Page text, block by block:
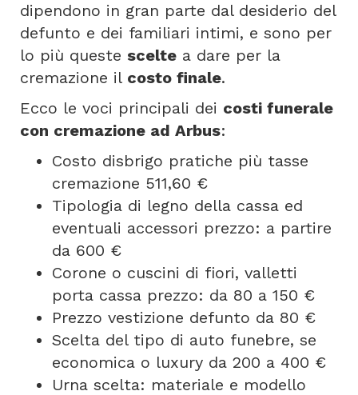
dipendono in gran parte dal desiderio del
defunto e dei familiari intimi, e sono per
lo più queste scelte a dare per la
cremazione il costo finale.
Ecco le voci principali dei costi funerale
con cremazione ad Arbus:
Costo disbrigo pratiche più tasse
cremazione 511,60 €
Tipologia di legno della cassa ed
eventuali accessori prezzo: a partire
da 600 €
Corone o cuscini di fiori, valletti
porta cassa prezzo: da 80 a 150 €
Prezzo vestizione defunto da 80 €
Scelta del tipo di auto funebre, se
economica o luxury da 200 a 400 €
Urna scelta: materiale e modello